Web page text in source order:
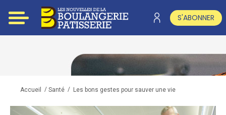
S'ABONNER
Accueil / Santé / Les bons gestes pour sauver une vie